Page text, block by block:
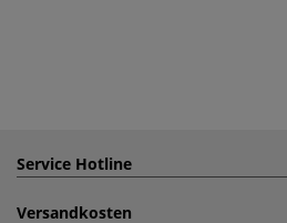
Service Hotline
Versandkosten